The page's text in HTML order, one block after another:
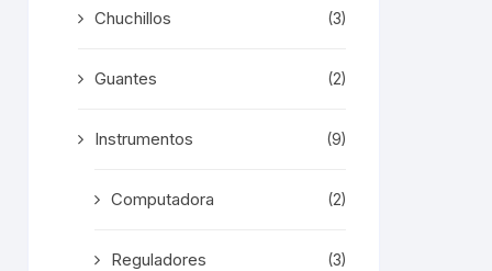
Chuchillos (3)
Guantes (2)
Instrumentos (9)
Computadora (2)
Reguladores (3)